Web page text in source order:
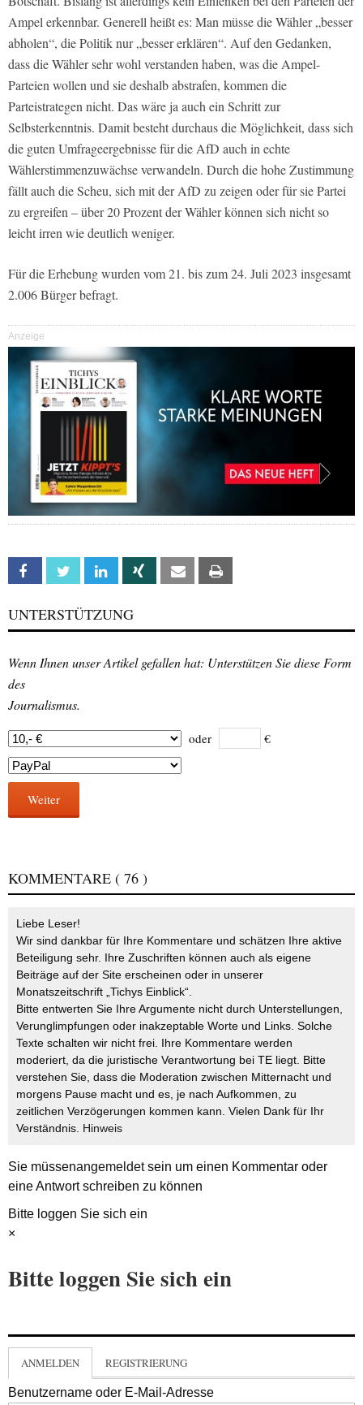
Ampel erkennbar. Generell heißt es: Man müsse die Wähler „besser
abholen“, die Politik nur „besser erklären“. Auf den Gedanken,
dass die Wähler sehr wohl verstanden haben, was die Ampel-
Parteien wollen und sie deshalb abstrafen, kommen die
Parteistrategen nicht. Das wäre ja auch ein Schritt zur
Selbsterkenntnis. Damit besteht durchaus die Möglichkeit, dass sich
die guten Umfrageergebnisse für die AfD auch in echte
Wählerstimmenzuwächse verwandeln. Durch die hohe Zustimmung
fällt auch die Scheu, sich mit der AfD zu zeigen oder für sie Partei
zu ergreifen – über 20 Prozent der Wähler können sich nicht so
leicht irren wie deutlich weniger.
Für die Erhebung wurden vom 21. bis zum 24. Juli 2023 insgesamt
2.006 Bürger befragt.
Anzeige
Facebook Twitter Linkedin Xing Email
UNTERSTÜTZUNG
Wenn Ihnen unser Artikel gefallen hat: Unterstützen Sie diese Form
des
Journalismus.
oder €
Weiter
KOMMENTARE ( 76 )
Liebe Leser!
Wir sind dankbar für Ihre Kommentare und schätzen Ihre aktive
Beteiligung sehr. Ihre Zuschriften können auch als eigene
Beiträge auf der Site erscheinen oder in unserer
Monatszeitschrift „Tichys Einblick“.
Bitte entwerten Sie Ihre Argumente nicht durch Unterstellungen,
Verunglimpfungen oder inakzeptable Worte und Links. Solche
Texte schalten wir nicht frei. Ihre Kommentare werden
moderiert, da die juristische Verantwortung bei TE liegt. Bitte
verstehen Sie, dass die Moderation zwischen Mitternacht und
morgens Pause macht und es, je nach Aufkommen, zu
zeitlichen Verzögerungen kommen kann. Vielen Dank für Ihr
Verständnis. Hinweis
Sie müssenangemeldetsein um einen Kommentar oder
eine Antwort schreiben zu können
Bitte loggen Sie sich ein
×
Bitte loggen Sie sich ein
ANMELDEN REGISTRIERUNG
Benutzername oder E-Mail-Adresse